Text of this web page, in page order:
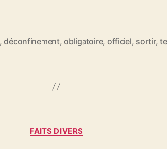
,déconfinement,obligatoire, officiel, sortir,
Catégories
FAITS DIVERS